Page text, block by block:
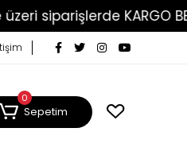
siparişlerde KARGO
0
Sepetim